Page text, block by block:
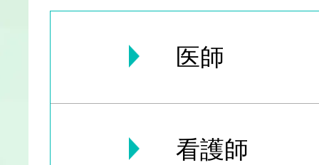
医師
看護師